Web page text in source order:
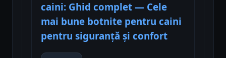
caini: Ghid complet — Cele
mai bune botnite pentru caini
pentru siguranță și confort